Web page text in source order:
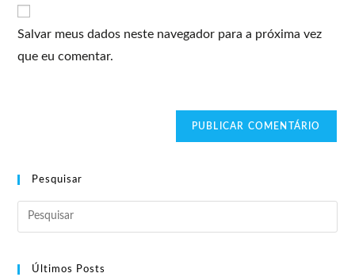
Salvar meus dados neste navegador para a próxima vez
que eu comentar.
Pesquisar
Últimos Posts